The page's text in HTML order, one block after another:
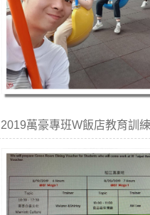
2019萬豪專班W飯店教育訓